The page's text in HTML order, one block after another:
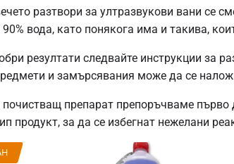
разтвори за ултразвукови вани се
вода, като понякога има и такива,
резултати следвайте инструкции за
и замърсявания може да се
почистващ препарат препоръчваме
продукт, за да се избегнат нежелани